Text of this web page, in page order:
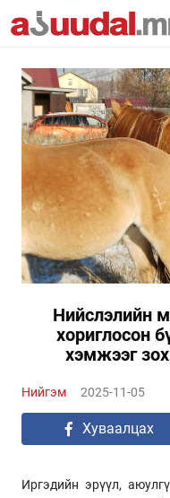
Нийслэлийн
хориглосон
хэмжээг
Нийгэм 2025-11-05
Хуваалцах
Иргэдийн эрүүл,